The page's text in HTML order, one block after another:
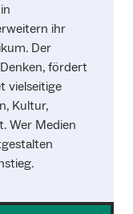
ihr
Der
fördert
vielseitige
Kultur,
Wer Medien